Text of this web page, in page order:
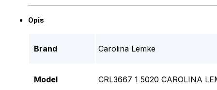
Opis
Brand Carolina Lemke
Model CRL3667 1 5020 CAROLINA